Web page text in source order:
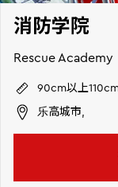
消防学院
Rescue Academy
90cm以上
乐高城市,